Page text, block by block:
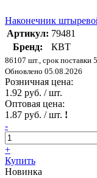
Наконечник
Артикул: 79481
Бренд:
КВТ
86107 шт., срок поставки
Обновлено 05.08.2026
Розничная цена:
1.92 руб. / шт.
Оптовая цена:
1.87 руб. / шт. !
-
+
Купить
Новинка